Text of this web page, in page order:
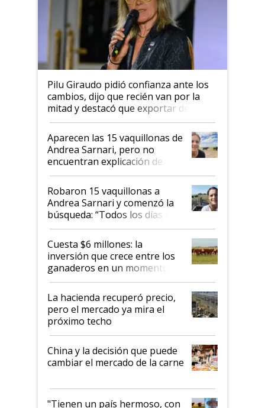
Pilu Giraudo pidió confianza ante los
cambios, dijo que recién van por la
mitad y destacó que exportar dejó de
ser "para unos pocos": "Tenemos un
mandato muy claro del gobierno
nacional"
Aparecen las 15 vaquillonas de
Andrea Sarnari, pero no
encuentran explicación de
cómo llegaron allí
Robaron 15 vaquillonas a
Andrea Sarnari y comenzó la
búsqueda: “Todos los días le
toca a algún productor”
Cuesta $6 millones: la
inversión que crece entre los
ganaderos en un momento
histórico para la actividad
La hacienda recuperó precio,
pero el mercado ya mira el
próximo techo
China y la decisión que puede
cambiar el mercado de la carne
"Tienen un país hermoso, con